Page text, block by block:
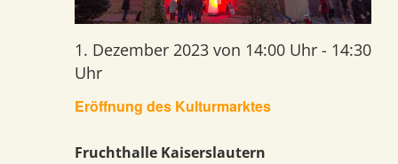
Eröffnung des Kulturmarktes
1. Dezember 2023 von 14:00 Uhr - 14:30
Uhr
Fruchthalle Kaiserslautern